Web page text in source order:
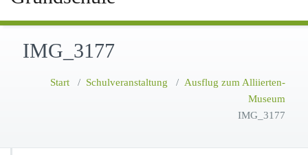
IMG_3177
Start / Schulveranstaltung / Ausflug zum Alliierten-
Museum
IMG_3177